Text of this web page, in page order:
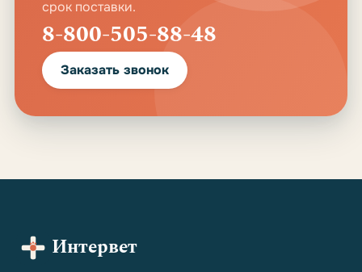
срок поставки.
8-800-505-88-48
Заказать звонок
Интервет